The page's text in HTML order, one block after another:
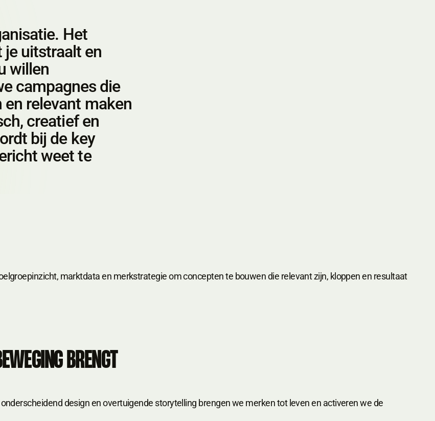
Het
je uitstraalt en
willen
campagnes die
relevant maken
creatief en
bij de key
weet te
marktdata en merkstrategie om concepten te bouwen die relevant zijn, kloppen en resultaat
BRENGT
design en overtuigende storytelling brengen we merken tot leven en activeren we de